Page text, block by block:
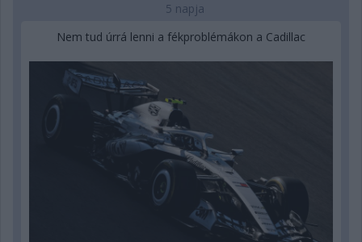
5 napja
Nem tud úrrá lenni a fékproblémákon a Cadillac